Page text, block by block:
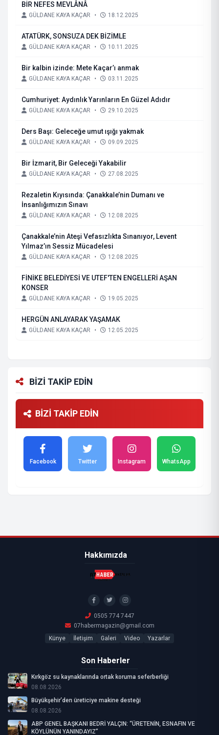
BİR NEFES MEVLÂNÂ
GÜLDANE KAYA KAÇAR • 18.12.2025
ATATÜRK, SONSUZA DEK BİZİMLE
GÜLDANE KAYA KAÇAR • 10.11.2025
Bir kalbin izinde: Mete Kaçar’ı anmak
GÜLDANE KAYA KAÇAR • 03.11.2025
Cumhuriyet: Aydınlık Yarınların En Güzel Adıdır
GÜLDANE KAYA KAÇAR • 29.10.2025
Ders Başı: Geleceğe umut ışığı yakmak
GÜLDANE KAYA KAÇAR • 09.09.2025
Bir İzmarit, Bir Geleceği Yakabilir
GÜLDANE KAYA KAÇAR • 27.08.2025
Rezaletin Kıyısında: Çanakkale’nin Dumanı ve
İnsanlığımızın Sınavı
GÜLDANE KAYA KAÇAR • 12.08.2025
Çanakkale’nin Ateşi Vefasızlıkta Sınanıyor, Levent
Yılmaz’ın Sessiz Mücadelesi
GÜLDANE KAYA KAÇAR • 12.08.2025
FİNİKE BELEDİYESİ VE UTEF'TEN ENGELLERİ AŞAN
KONSER
GÜLDANE KAYA KAÇAR • 19.05.2025
HERGÜN ANLAYARAK YAŞAMAK
GÜLDANE KAYA KAÇAR • 12.05.2025
BİZİ TAKİP EDİN
BİZİ TAKİP EDİN
Facebook Twitter Instagram WhatsApp
Hakkımızda
0505 774 7447
07habermagazin@gmail.com
Künye
İletişim Galeri Video Yazarlar
Son Haberler
Kırkgöz su kaynaklarında ortak koruma seferberliği
08.08.2026
Büyükşehir’den üreticiye makine desteği
08.08.2026
ABP GENEL BAŞKANI BEDRİ YALÇIN: “ÜRETENİN, ESNAFIN VE
KÖYLÜNÜN YANINDAYIZ”